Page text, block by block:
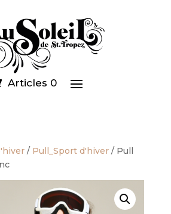
Articles 0
/ Pull_Sport d'hiver/ Pull